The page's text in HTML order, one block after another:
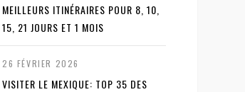
MEILLEURS ITINÉRAIRES POUR 8, 10,
15, 21 JOURS ET 1 MOIS
26 FÉVRIER 2026
VISITER LE MEXIQUE: TOP 35 DES